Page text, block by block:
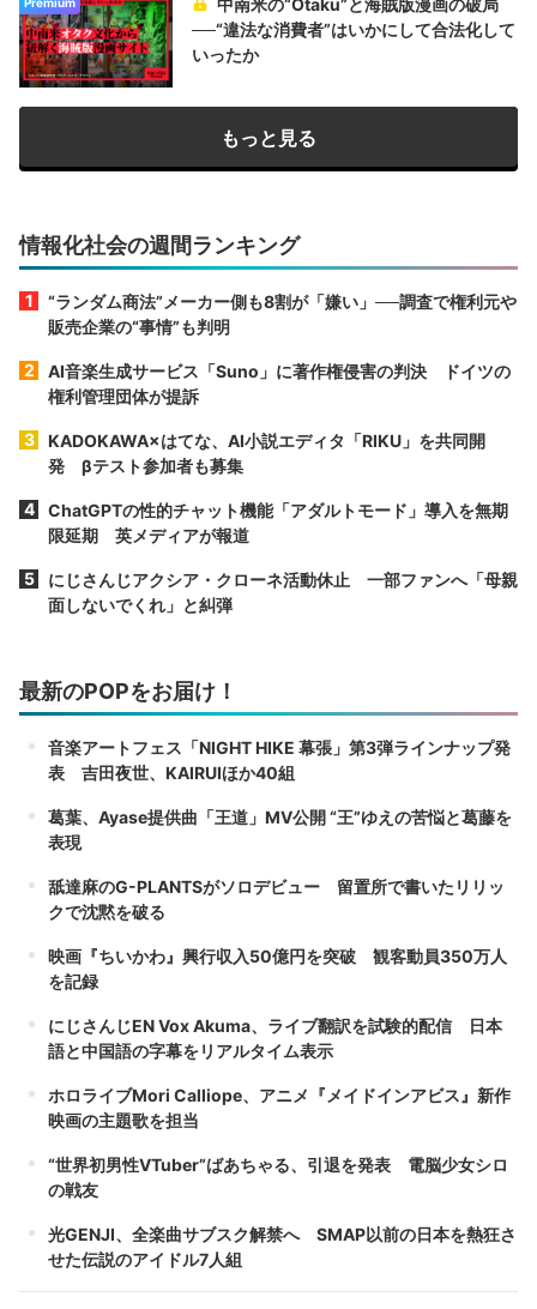
──“違法な消費者”はいかにして合法化して
いったか
もっと見る
情報化社会の週間ランキング
“ランダム商法”メーカー側も8割が「嫌い」──調査で権利元や
販売企業の“事情”も判明
AI音楽生成サービス「Suno」に著作権侵害の判決 ドイツの
権利管理団体が提訴
KADOKAWA×はてな、AI小説エディタ「RIKU」を共同開
発 βテスト参加者も募集
ChatGPTの性的チャット機能「アダルトモード」導入を無期
限延期 英メディアが報道
にじさんじアクシア・クローネ活動休止 一部ファンへ「母親
面しないでくれ」と糾弾
最新のPOPをお届け！
音楽アートフェス「NIGHT HIKE 幕張」第3弾ラインナップ発
表 吉田夜世、KAIRUIほか40組
葛葉、Ayase提供曲「王道」MV公開 “王”ゆえの苦悩と葛藤を
表現
舐達麻のG-PLANTSがソロデビュー 留置所で書いたリリッ
クで沈黙を破る
映画『ちいかわ』興行収入50億円を突破 観客動員350万人
を記録
にじさんじEN Vox Akuma、ライブ翻訳を試験的配信 日本
語と中国語の字幕をリアルタイム表示
ホロライブMori Calliope、アニメ『メイドインアビス』新作
映画の主題歌を担当
“世界初男性VTuber”ばあちゃる、引退を発表 電脳少女シロ
の戦友
光GENJI、全楽曲サブスク解禁へ SMAP以前の日本を熱狂さ
せた伝説のアイドル7人組